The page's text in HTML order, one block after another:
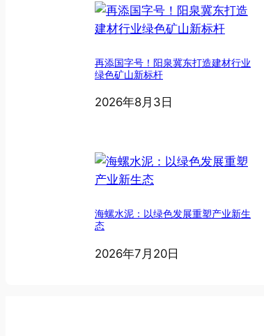
再添国字号！阳泉冀东打造建材行业
绿色矿山新标杆
2026年8月3日
海螺水泥：以绿色发展重塑产业新生
态
2026年7月20日